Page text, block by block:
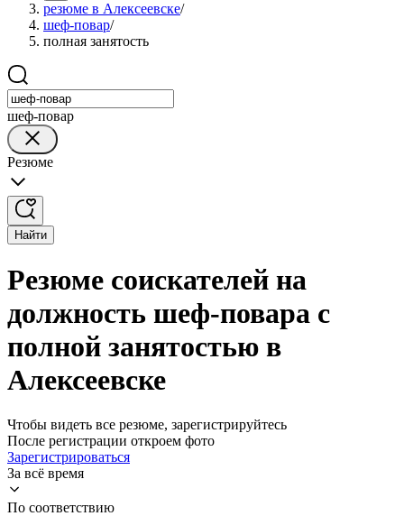
резюме в Алексеевске/
шеф-повар/
полная занятость
шеф-повар
Резюме
Найти
Резюме соискателей на
должность шеф-повара с
полной занятостью в
Алексеевске
Чтобы видеть все резюме, зарегистрируйтесь
После регистрации откроем фото
Зарегистрироваться
За всё время
По соответствию